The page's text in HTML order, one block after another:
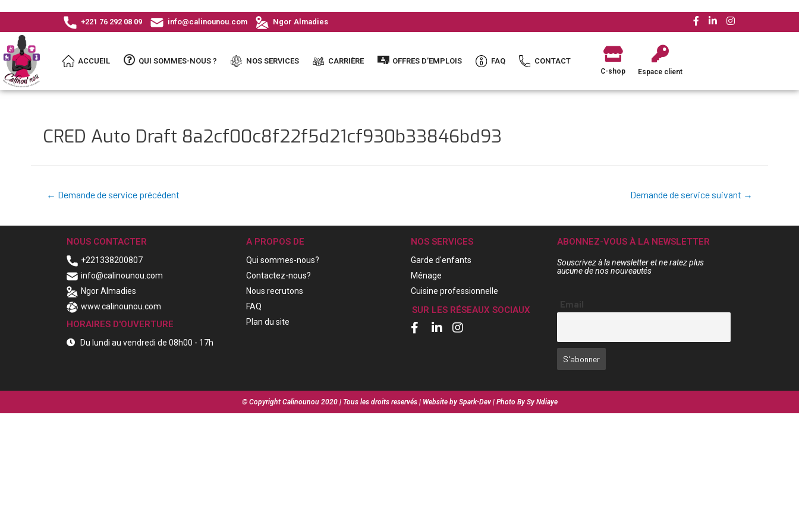
+221 76 292 08 09 info@calinounou.com Ngor Almadies
ACCUEIL QUI SOMMES-NOUS ? NOS SERVICES CARRIÈRE OFFRES D’EMPLOIS FAQ CONTACT
C-shop Espace client
CRED Auto Draft 8a2cf00c8f22f5d21cf930b33846bd93
← Demande de service précédent Demande de service suivant →
NOUS CONTACTER
+221338200807
info@calinounou.com
Ngor Almadies
www.calinounou.com
HORAIRES D'OUVERTURE
Du lundi au vendredi de 08h00 - 17h
A PROPOS DE
Qui sommes-nous?
Contactez-nous?
Nous recrutons
FAQ
Plan du site
NOS SERVICES
Garde d'enfants
Ménage
Cuisine professionnelle
SUR LES RÉSEAUX SOCIAUX
ABONNEZ-VOUS À LA NEWSLETTER
Souscrivez à la newsletter et ne ratez plus
aucune de nos nouveautés
Email
© Copyright Calinounou 2020 | Tous les droits reservés | Website by Spark-Dev | Photo By Sy Ndiaye